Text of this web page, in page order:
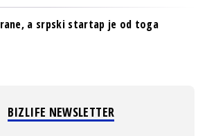
a srpski startap je od toga
BIZLIFE NEWSLETTER